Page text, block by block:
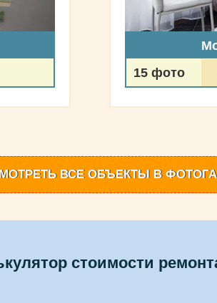
15 фото
ВСЕ ОБЪЕКТЫ В
стоимости